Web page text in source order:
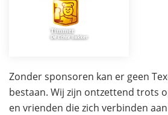
Zonder sponsoren kan er geen
bestaan. Wij zijn ontzettend trots
en vrienden die zich verbinden